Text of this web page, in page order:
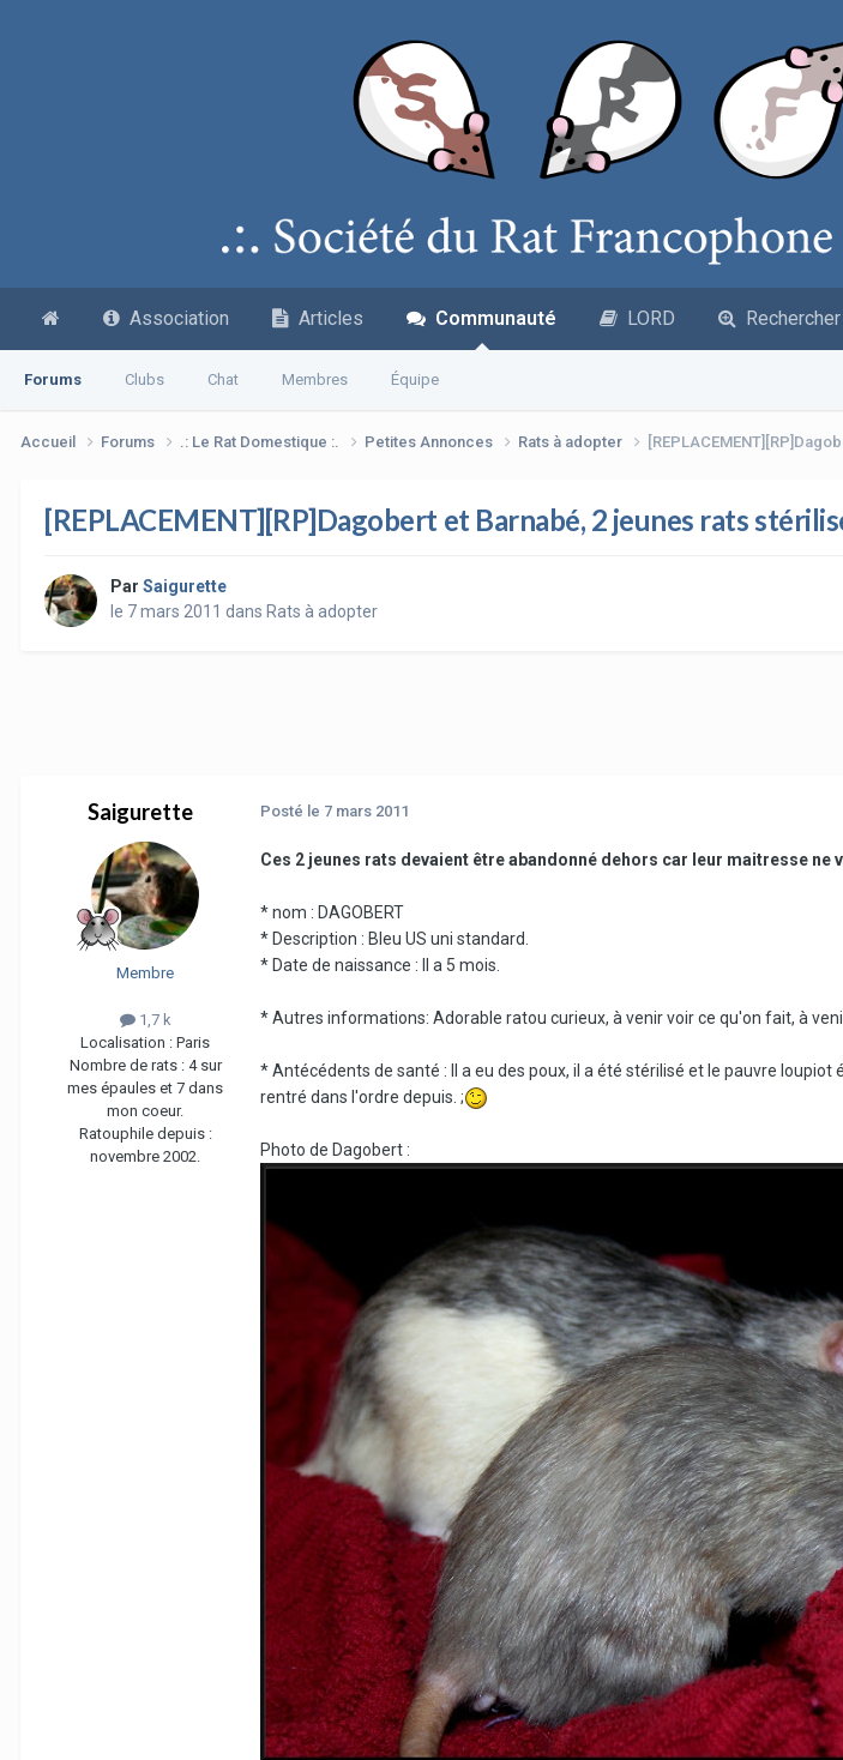
Association Articles Communauté
Forums Clubs Chat Membres Équipe
LORD Rechercher
Accueil Forums .: Le Rat Domestique :. Petites Annonces Rats à adopter
[REPLACEMENT][RP]Dagobert et Barnabé, 2 jeunes rats
Par Saigurette
le 7 mars 2011 dans Rats à adopter
Saigurette
Membre
1,7 k
Localisation : Paris
Nombre de rats : 4 sur
mes épaules et 7 dans
mon coeur.
Ratouphile depuis :
novembre 2002.
Posté le 7 mars 2011
Ces 2 jeunes rats devaient être abandonné dehors car leur maitresse ne
* nom : DAGOBERT
* Description : Bleu US uni standard.
* Date de naissance : Il a 5 mois.
* Autres informations: Adorable ratou curieux, à venir voir ce qu'on fait, à
* Antécédents de santé : Il a eu des poux, il a été stérilisé et le pauvre
rentré dans l'ordre depuis. ;
Photo de Dagobert :